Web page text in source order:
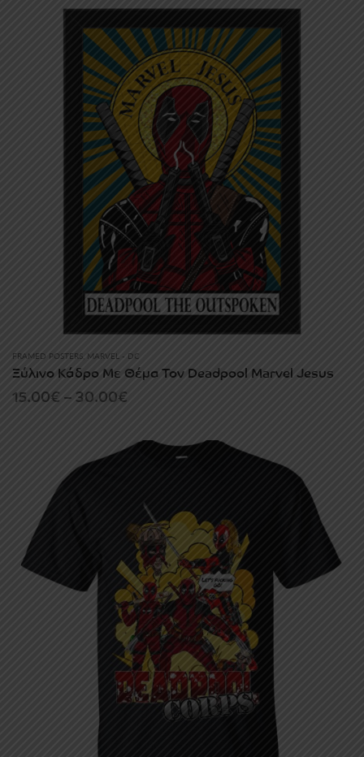
FRAMED POSTERS MARVEL - DC
Ξύλινο Κάδρο Με Θέμα Τον Deadpool Marvel Jesus
15.00€–30.00€
15.00€
through